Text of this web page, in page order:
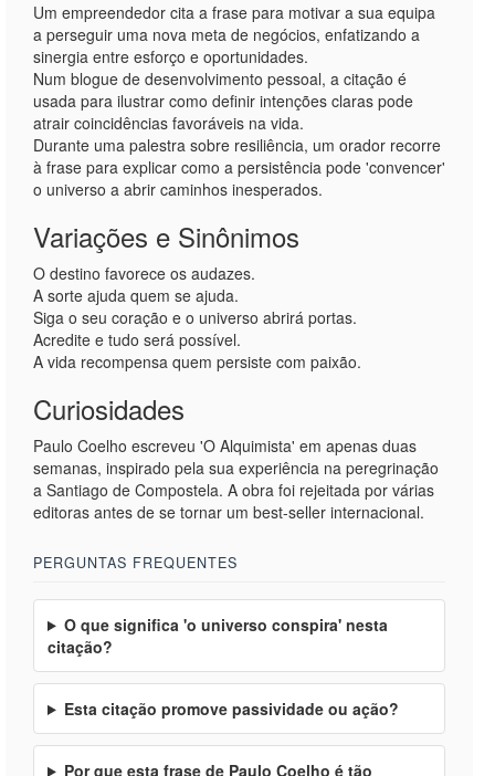
Um empreendedor cita a frase para motivar a sua equipa
a perseguir uma nova meta de negócios, enfatizando a
sinergia entre esforço e oportunidades.
Num blogue de desenvolvimento pessoal, a citação é
usada para ilustrar como definir intenções claras pode
atrair coincidências favoráveis na vida.
Durante uma palestra sobre resiliência, um orador recorre
à frase para explicar como a persistência pode 'convencer'
o universo a abrir caminhos inesperados.
Variações e Sinônimos
O destino favorece os audazes.
A sorte ajuda quem se ajuda.
Siga o seu coração e o universo abrirá portas.
Acredite e tudo será possível.
A vida recompensa quem persiste com paixão.
Curiosidades
Paulo Coelho escreveu 'O Alquimista' em apenas duas
semanas, inspirado pela sua experiência na peregrinação
a Santiago de Compostela. A obra foi rejeitada por várias
editoras antes de se tornar um best-seller internacional.
PERGUNTAS FREQUENTES
O que significa 'o universo conspira' nesta
citação?
Esta citação promove passividade ou ação?
Por que esta frase de Paulo Coelho é tão